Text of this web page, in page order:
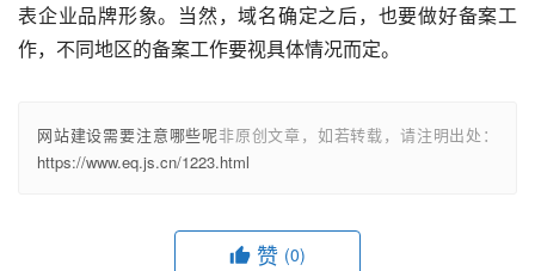
表企业品牌形象。当然，域名确定之后，也要做好备案工
作，不同地区的备案工作要视具体情况而定。
网站建设需要注意哪些呢非原创文章，如若转载，请注明出处：
https://www.eq.js.cn/1223.html
赞 (0)